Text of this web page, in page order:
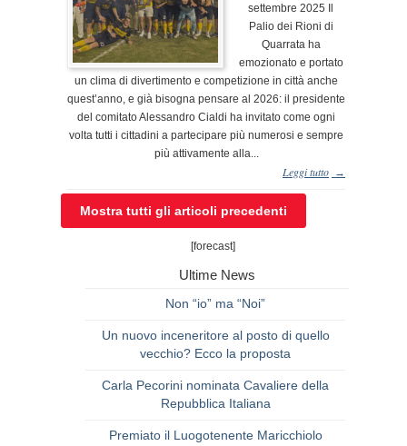
settembre 2025 Il
Palio dei Rioni di
Quarrata ha
emozionato e portato
un clima di divertimento e competizione in città anche
quest’anno, e già bisogna pensare al 2026: il presidente
del comitato Alessandro Cialdi ha invitato come ogni
volta tutti i cittadini a partecipare più numerosi e sempre
più attivamente alla...
Leggi tutto →
Mostra tutti gli articoli precedenti
[forecast]
Ultime News
Non “io” ma “Noi”
Un nuovo inceneritore al posto di quello
vecchio? Ecco la proposta
Carla Pecorini nominata Cavaliere della
Repubblica Italiana
Premiato il Luogotenente Maricchiolo